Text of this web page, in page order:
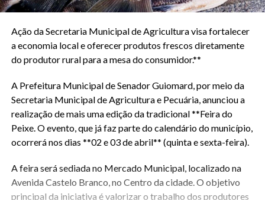
Ação da Secretaria Municipal de Agricultura visa fortalecer
a economia local e oferecer produtos frescos diretamente
do produtor rural para a mesa do consumidor.**
A Prefeitura Municipal de Senador Guiomard, por meio da
Secretaria Municipal de Agricultura e Pecuária, anunciou a
realização de mais uma edição da tradicional **Feira do
Peixe. O evento, que já faz parte do calendário do município,
ocorrerá nos dias **02 e 03 de abril** (quinta e sexta-feira).
A feira será sediada no Mercado Municipal, localizado na
Avenida Castelo Branco, no Centro da cidade. O objetivo
principal da iniciativa é valorizar o trabalho dos produtores